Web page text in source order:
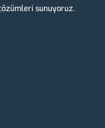
sunuyoruz.